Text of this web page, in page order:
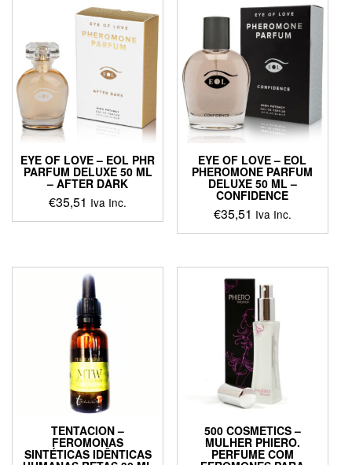
EYE OF LOVE – EOL PHR
PARFUM DELUXE 50 ML
– AFTER DARK
€35,51 Iva Inc.
EYE OF LOVE – EOL
PHEROMONE PARFUM
DELUXE 50 ML –
CONFIDENCE
€35,51 Iva Inc.
TENTACION –
FEROMONAS
SINTÉTICAS IDÊNTICAS
500 COSMETICS –
MULHER PHIERO.
PERFUME COM